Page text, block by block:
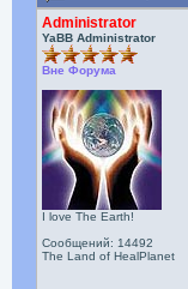
Administrator
YaBB Administrator
Вне Форума
I love The Earth!
Сообщений: 14492
The Land of HealPlanet